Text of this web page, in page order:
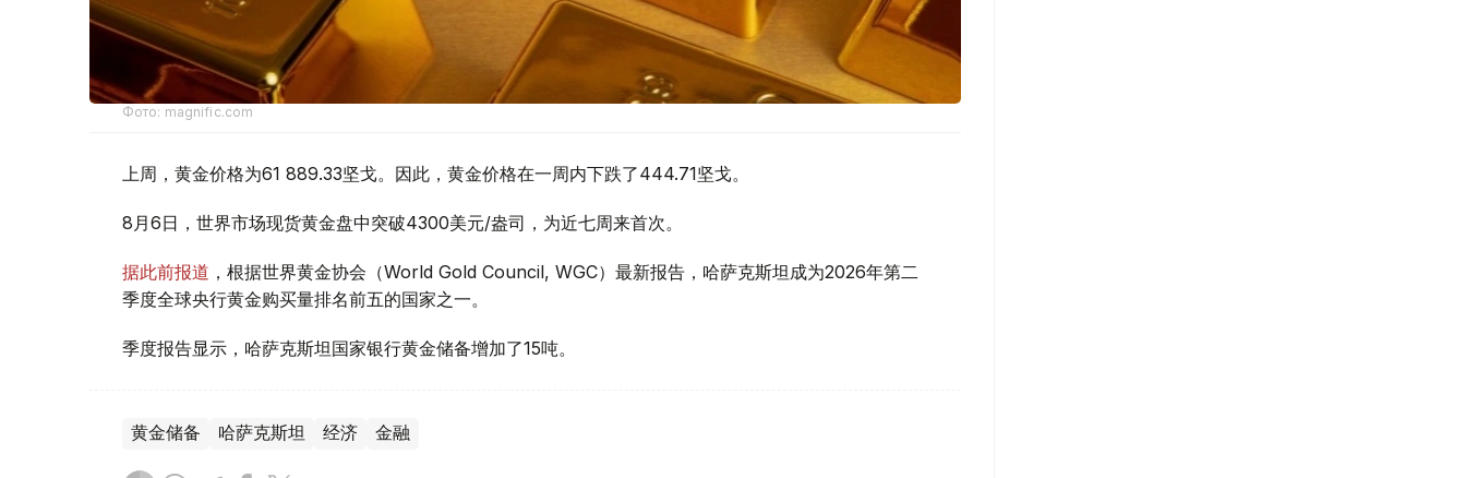
Фото: magnific.com
上周，黄金价格为61 889.33坚戈。因此，黄金价格在一周内下跌了444.71坚戈。
8月6日，世界市场现货黄金盘中突破4300美元/盎司，为近七周来首次。
据此前报道 ，根据世界黄金协会（World Gold Council, WGC）最新报告，哈萨克斯坦成为2026年第二
季度全球央行黄金购买量排名前五的国家之一。
季度报告显示，哈萨克斯坦国家银行黄金储备增加了15吨。
黄金储备 哈萨克斯坦 经济 金融